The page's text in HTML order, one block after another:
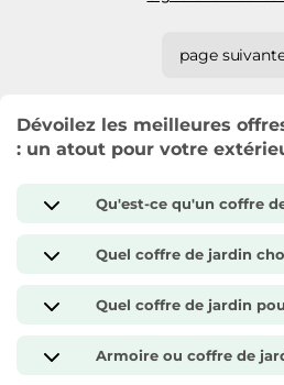
page
Dévoilez les meilleures
: un atout pour votre
Qu'est-ce qu'un coffre
Quel coffre de jardin
Quel coffre de jardin
Armoire ou coffre de